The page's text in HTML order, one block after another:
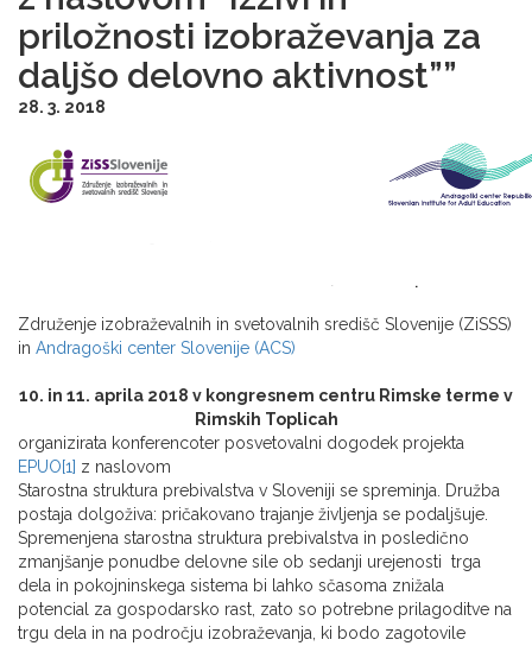
priložnosti izobraževanja za
daljšo delovno aktivnost””
28. 3. 2018
Združenje izobraževalnih in svetovalnih središč Slovenije (ZiSSS)
in Andragoški center Slovenije (ACS)
10. in 11. aprila 2018 v kongresnem centru Rimske terme v
Rimskih Toplicah
organizirata konferencoter posvetovalni dogodek projekta
EPUO[1] z naslovom
Starostna struktura prebivalstva v Sloveniji se spreminja. Družba
postaja dolgoživa: pričakovano trajanje življenja se podaljšuje.
Spremenjena starostna struktura prebivalstva in posledično
zmanjšanje ponudbe delovne sile ob sedanji urejenosti trga
dela in pokojninskega sistema bi lahko sčasoma znižala
potencial za gospodarsko rast, zato so potrebne prilagoditve na
trgu dela in na področju izobraževanja, ki bodo zagotovile